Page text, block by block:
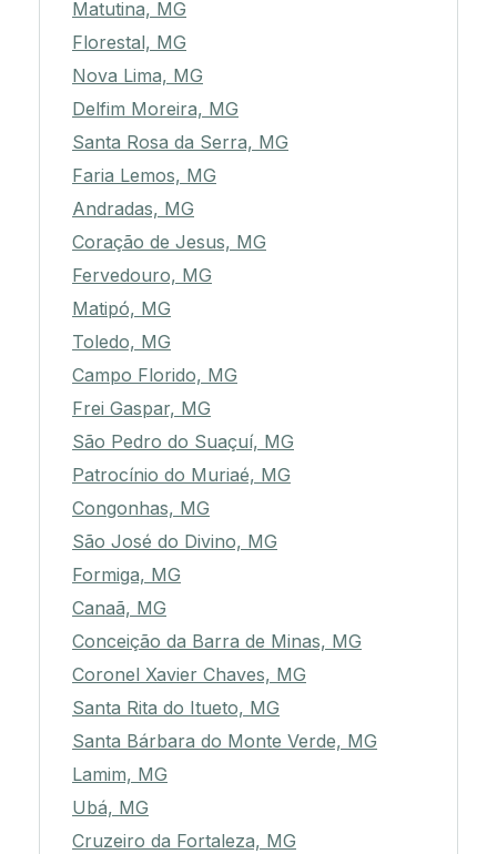
Matutina, MG
Florestal, MG
Nova Lima, MG
Delfim Moreira, MG
Santa Rosa da Serra, MG
Faria Lemos, MG
Andradas, MG
Coração de Jesus, MG
Fervedouro, MG
Matipó, MG
Toledo, MG
Campo Florido, MG
Frei Gaspar, MG
São Pedro do Suaçuí, MG
Patrocínio do Muriaé, MG
Congonhas, MG
São José do Divino, MG
Formiga, MG
Canaã, MG
Conceição da Barra de Minas, MG
Coronel Xavier Chaves, MG
Santa Rita do Itueto, MG
Santa Bárbara do Monte Verde, MG
Lamim, MG
Ubá, MG
Cruzeiro da Fortaleza, MG